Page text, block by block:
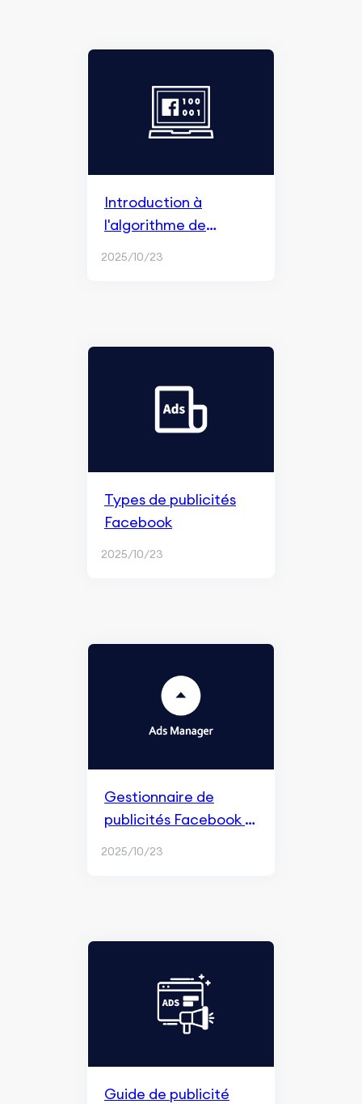
Introduction à
l'algorithme de
2025/10/23
Types de publicités
Facebook
2025/10/23
Gestionnaire de
publicités Facebook :
2025/10/23
Guide de publicité